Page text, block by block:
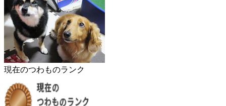
現在のつわものランク